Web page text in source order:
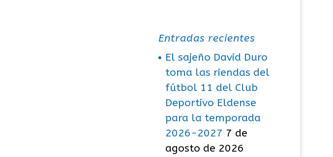
Entradas recientes
El sajeño David Duro
toma las riendas del
fútbol 11 del Club
Deportivo Eldense
para la temporada
2026-2027 7 de
agosto de 2026